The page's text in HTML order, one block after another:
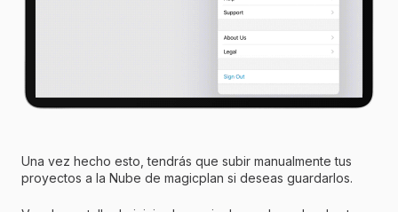
Una vez hecho esto, tendrás que subir manualmente tus
proyectos a la Nube de magicplan si deseas guardarlos.